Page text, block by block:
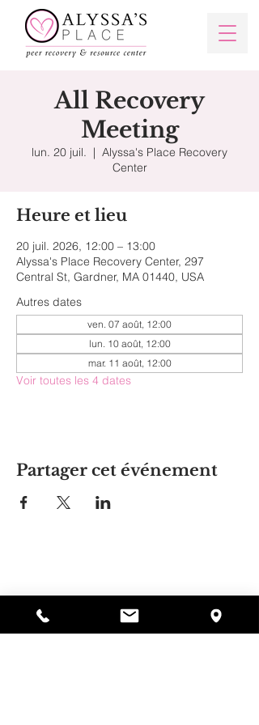
All Recovery
Meeting
lun. 20 juil.
  |
Alyssa's Place Recovery
Center
Heure et lieu
20 juil. 2026, 12:00 – 13:00
Alyssa's Place Recovery Center, 297
Central St, Gardner, MA 01440, USA
Autres dates
ven. 07 août, 12:00
lun. 10 août, 12:00
mar. 11 août, 12:00
Voir toutes les 4 dates
Partager cet événement
297, rue Central, Gardner, MA
01440
978-364-0920